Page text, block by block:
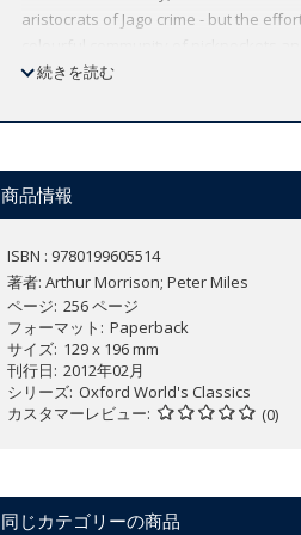
aristocrats of Jago crime - but the
intimacy. Morrison's portrayal of the
social debates to which it contributed.
affordable volume reflects Oxford's
expert introductions by leading
続きを読む
商品情報
ISBN : 9780199605514
著者: Arthur Morrison; Peter Miles
ページ 256 ページ
フォーマット
Paperback
サイズ 129 x 196 mm
刊行日 2012年02月
シリーズ Oxford World's Classics
カスタマーレビュー
(0)
同じカテゴリーの商品